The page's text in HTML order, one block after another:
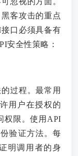
客攻击的重点
口必须具备有
安全性策略：
过程。最常用
用户在授权的
权限。使用API
验证方法。每
明调用者的身